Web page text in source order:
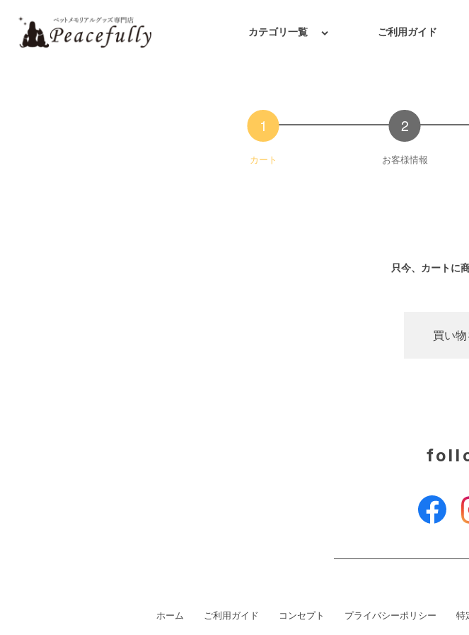
カテゴリ一覧 ご利用ガイド
カート お客様情報
只今、カートに
ホーム ご利用ガイド コンセプト プライバシーポリシー 特